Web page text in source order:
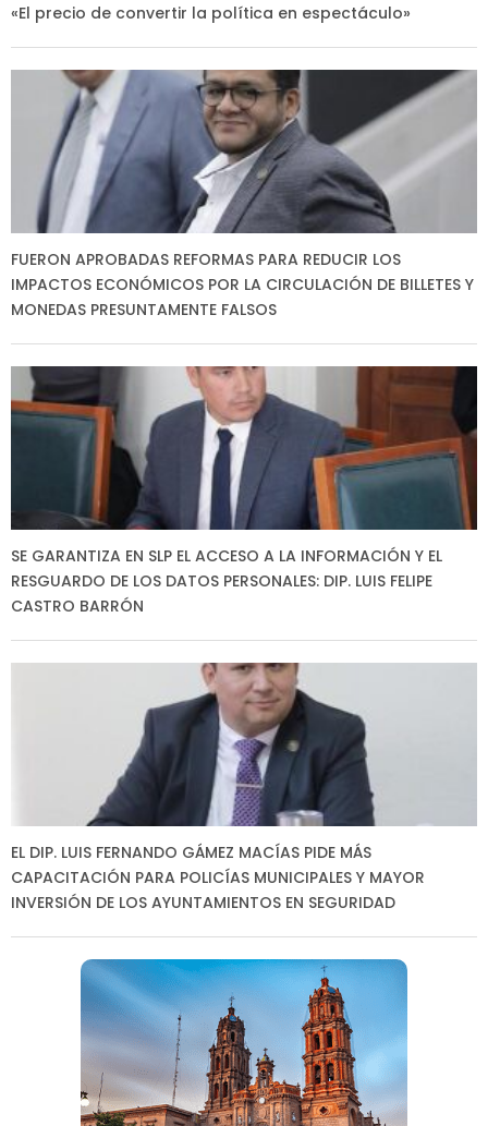
«El precio de convertir la política en espectáculo»
FUERON APROBADAS REFORMAS PARA REDUCIR LOS
IMPACTOS ECONÓMICOS POR LA CIRCULACIÓN DE BILLETES Y
MONEDAS PRESUNTAMENTE FALSOS
SE GARANTIZA EN SLP EL ACCESO A LA INFORMACIÓN Y EL
RESGUARDO DE LOS DATOS PERSONALES: DIP. LUIS FELIPE
CASTRO BARRÓN
EL DIP. LUIS FERNANDO GÁMEZ MACÍAS PIDE MÁS
CAPACITACIÓN PARA POLICÍAS MUNICIPALES Y MAYOR
INVERSIÓN DE LOS AYUNTAMIENTOS EN SEGURIDAD